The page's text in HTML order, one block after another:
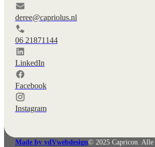
deree@capriolus.nl
06 21871144
LinkedIn
Facebook
Instagram
Made by vdVwebdesign© 2025 Capricon. Alle
English
Deutsch